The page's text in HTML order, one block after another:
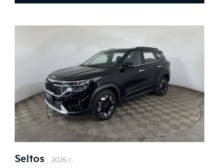
Seltos 2026 г.